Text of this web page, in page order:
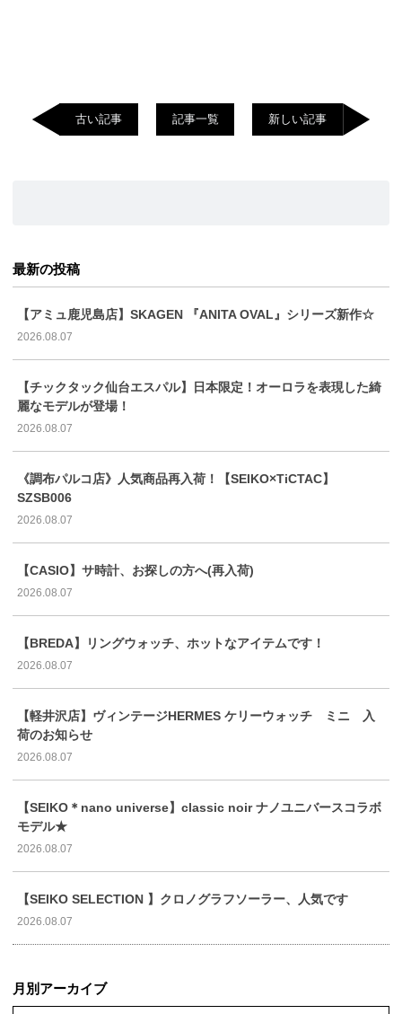
古い記事 記事一覧 新しい記事
最新の投稿
【アミュ鹿児島店】SKAGEN 『ANITA OVAL』シリーズ新作☆
2026.08.07
【チックタック仙台エスパル】日本限定！オーロラを表現した綺
麗なモデルが登場！
2026.08.07
《調布パルコ店》人気商品再入荷！【SEIKO×TiCTAC】
SZSB006
2026.08.07
【CASIO】サ時計、お探しの方へ(再入荷)
2026.08.07
【BREDA】リングウォッチ、ホットなアイテムです！
2026.08.07
【軽井沢店】ヴィンテージHERMES ケリーウォッチ ミニ 入
荷のお知らせ
2026.08.07
【SEIKO＊nano universe】classic noir ナノユニバースコラボ
モデル★
2026.08.07
【SEIKO SELECTION 】クロノグラフソーラー、人気です
2026.08.07
月別アーカイブ